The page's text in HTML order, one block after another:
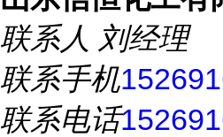
联系人 刘经理
联系手机
联系电话